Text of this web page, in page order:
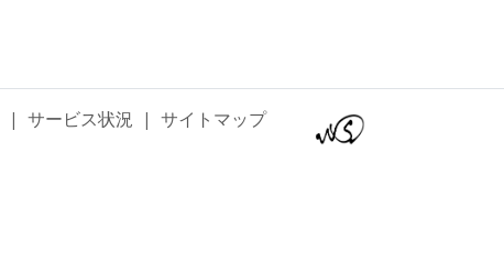
| サービス状況 | サイトマップ